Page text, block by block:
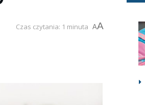
Czas czytania: 1 minuta AA